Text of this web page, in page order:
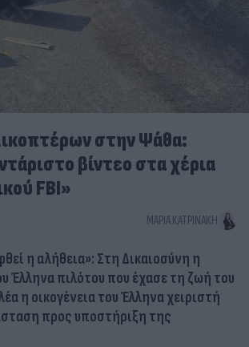
στην Ψάθα:
βίντεο στα χέρια
FBI»
ΜΑΡΊΑ ΚΑΤΡΙΝΆΚΗ
η αλήθεια»: Στη Δικαιοσύνη η
Έλληνα πιλότου που έχασε τη ζωή του
η οικογένεια του Έλληνα χειριστή
προς υποστήριξη της